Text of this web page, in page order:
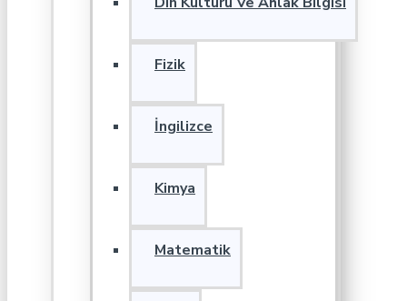
Fizik
İngilizce
Kimya
Matematik